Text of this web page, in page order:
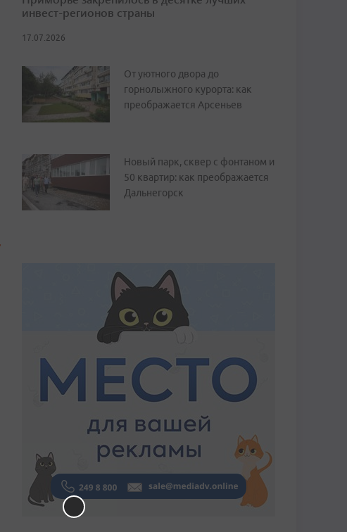
инвест-регионов страны
17.07.2026
От уютного двора до
горнолыжного курорта: как
преображается Арсеньев
Новый парк, сквер с фонтаном и
50 квартир: как преображается
Дальнегорск